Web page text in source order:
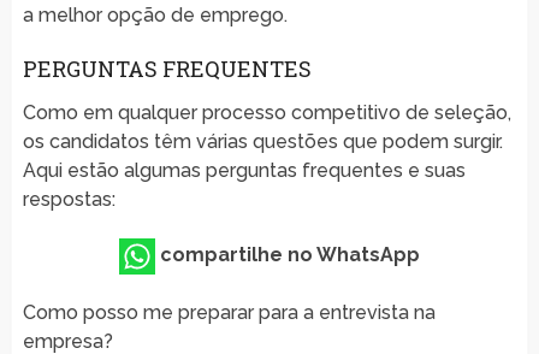
a melhor opção de emprego.
PERGUNTAS FREQUENTES
Como em qualquer processo competitivo de seleção,
os candidatos têm várias questões que podem surgir.
Aqui estão algumas perguntas frequentes e suas
respostas:
compartilhe no WhatsApp
Como posso me preparar para a entrevista na
empresa?